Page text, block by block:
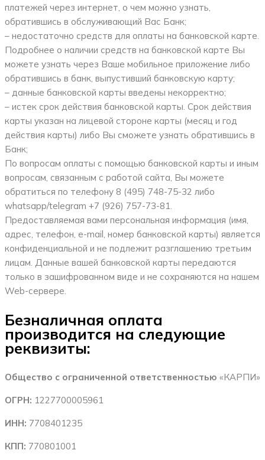
платежей через интернет, о чем можно узнать,
обратившись в обслуживающий Вас Банк;
– недостаточно средств для оплаты на банковской карте.
Подробнее о наличии средств на банковской карте Вы
можете узнать через Ваше мобильное приложение либо
обратившись в банк, выпустивший банковскую карту;
– данные банковской карты введены некорректно;
– истек срок действия банковской карты. Срок действия
карты указан на лицевой стороне карты (месяц и год
действия карты) либо Вы сможете узнать обратившись в
Банк;
По вопросам оплаты с помощью банковской карты и иным
вопросам, связанным с работой сайта, Вы можете
обратиться по телефону 8 (495) 748-75-32 либо
whatsapp/telegram +7 (926) 757-73-81.
Предоставляемая вами персональная информация (имя,
адрес, телефон, e-mail, номер банковской карты) является
конфиденциальной и не подлежит разглашению третьим
лицам. Данные вашей банковской карты передаются
только в зашифрованном виде и не сохраняются на нашем
Web-сервере.
Безналичная оплата
производится на следующие
реквизиты:
Общество с ограниченной ответственностью «КАРПИ»
ОГРН: 1227700005961
ИНН: 7708401235
КПП: 770801001